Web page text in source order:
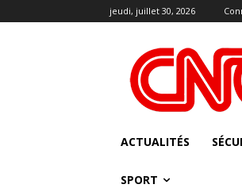
jeudi, juillet 30, 2026
ACTUALITÉS
SPORT